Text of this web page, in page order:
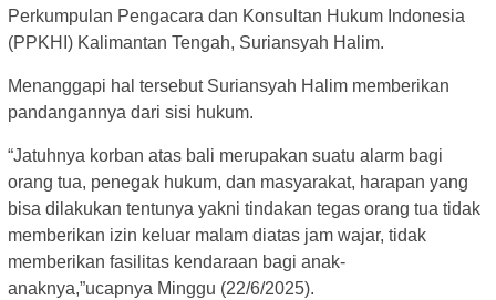
Perkumpulan Pengacara dan Konsultan Hukum Indonesia
(PPKHI) Kalimantan Tengah, Suriansyah Halim.
Menanggapi hal tersebut Suriansyah Halim memberikan
pandangannya dari sisi hukum.
“Jatuhnya korban atas bali merupakan suatu alarm bagi
orang tua, penegak hukum, dan masyarakat, harapan yang
bisa dilakukan tentunya yakni tindakan tegas orang tua tidak
memberikan izin keluar malam diatas jam wajar, tidak
memberikan fasilitas kendaraan bagi anak-
anaknya,”ucapnya Minggu (22/6/2025).